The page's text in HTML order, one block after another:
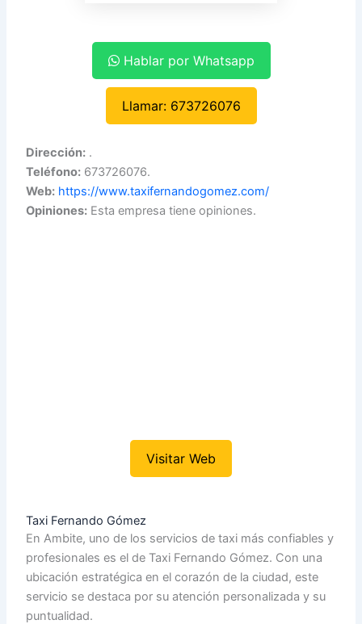
Hablar por Whatsapp
Llamar: 673726076
Dirección: .
Teléfono: 673726076.
Web: https://www.taxifernandogomez.com/
Opiniones: Esta empresa tiene opiniones.
Visitar Web
Taxi Fernando Gómez
En Ambite, uno de los servicios de taxi más confiables y
profesionales es el de Taxi Fernando Gómez. Con una
ubicación estratégica en el corazón de la ciudad, este
servicio se destaca por su atención personalizada y su
puntualidad.